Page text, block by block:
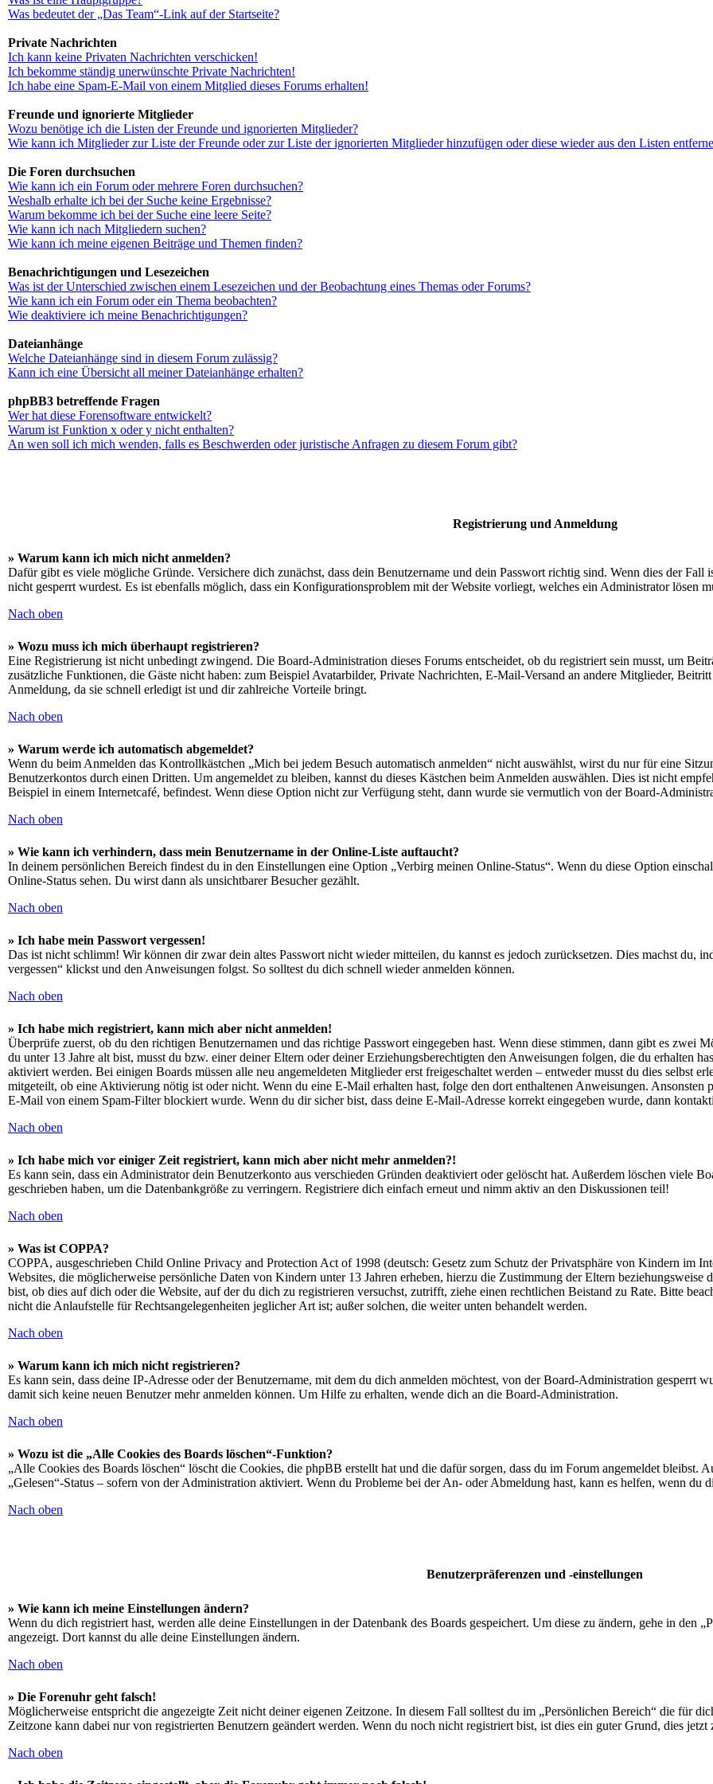
Was bedeutet der „Das Team“-Link auf der Startseite?
Private Nachrichten
Ich kann keine Privaten Nachrichten verschicken!
Ich bekomme ständig unerwünschte Private Nachrichten!
Ich habe eine Spam-E-Mail von einem Mitglied dieses Forums erhalten!
Freunde und ignorierte Mitglieder
Wozu benötige ich die Listen der Freunde und ignorierten Mitglieder?
Wie kann ich Mitglieder zur Liste der Freunde oder zur Liste der ignorierten Mitglieder hinzufügen oder diese wieder aus den Listen
Die Foren durchsuchen
Wie kann ich ein Forum oder mehrere Foren durchsuchen?
Weshalb erhalte ich bei der Suche keine Ergebnisse?
Warum bekomme ich bei der Suche eine leere Seite?
Wie kann ich nach Mitgliedern suchen?
Wie kann ich meine eigenen Beiträge und Themen finden?
Benachrichtigungen und Lesezeichen
Was ist der Unterschied zwischen einem Lesezeichen und der Beobachtung eines Themas oder Forums?
Wie kann ich ein Forum oder ein Thema beobachten?
Wie deaktiviere ich meine Benachrichtigungen?
Dateianhänge
Welche Dateianhänge sind in diesem Forum zulässig?
Kann ich eine Übersicht all meiner Dateianhänge erhalten?
phpBB3 betreffende Fragen
Wer hat diese Forensoftware entwickelt?
Warum ist Funktion x oder y nicht enthalten?
An wen soll ich mich wenden, falls es Beschwerden oder juristische Anfragen zu diesem Forum gibt?
Registrierung und Anmeldung
» Warum kann ich mich nicht anmelden?
Dafür gibt es viele mögliche Gründe. Versichere dich zunächst, dass dein Benutzername und dein Passwort richtig sind. Wenn dies der
nicht gesperrt wurdest. Es ist ebenfalls möglich, dass ein Konfigurationsproblem mit der Website vorliegt, welches ein Administrator lösen
Nach oben
» Wozu muss ich mich überhaupt registrieren?
Eine Registrierung ist nicht unbedingt zwingend. Die Board-Administration dieses Forums entscheidet, ob du registriert sein musst, um
zusätzliche Funktionen, die Gäste nicht haben: zum Beispiel Avatarbilder, Private Nachrichten, E-Mail-Versand an andere Mitglieder,
Anmeldung, da sie schnell erledigt ist und dir zahlreiche Vorteile bringt.
Nach oben
» Warum werde ich automatisch abgemeldet?
Wenn du beim Anmelden das Kontrollkästchen „Mich bei jedem Besuch automatisch anmelden“ nicht auswählst, wirst du nur für eine
Benutzerkontos durch einen Dritten. Um angemeldet zu bleiben, kannst du dieses Kästchen beim Anmelden auswählen. Dies ist nicht
Beispiel in einem Internetcafé, befindest. Wenn diese Option nicht zur Verfügung steht, dann wurde sie vermutlich von der Board-
Nach oben
» Wie kann ich verhindern, dass mein Benutzername in der Online-Liste auftaucht?
In deinem persönlichen Bereich findest du in den Einstellungen eine Option „Verbirg meinen Online-Status“. Wenn du diese Option
Online-Status sehen. Du wirst dann als unsichtbarer Besucher gezählt.
Nach oben
» Ich habe mein Passwort vergessen!
Das ist nicht schlimm! Wir können dir zwar dein altes Passwort nicht wieder mitteilen, du kannst es jedoch zurücksetzen. Dies machst du,
vergessen“ klickst und den Anweisungen folgst. So solltest du dich schnell wieder anmelden können.
Nach oben
» Ich habe mich registriert, kann mich aber nicht anmelden!
Überprüfe zuerst, ob du den richtigen Benutzernamen und das richtige Passwort eingegeben hast. Wenn diese stimmen, dann gibt es zwei
du unter 13 Jahre alt bist, musst du bzw. einer deiner Eltern oder deiner Erziehungsberechtigten den Anweisungen folgen, die du erhalten
aktiviert werden. Bei einigen Boards müssen alle neu angemeldeten Mitglieder erst freigeschaltet werden – entweder musst du dies selbst
mitgeteilt, ob eine Aktivierung nötig ist oder nicht. Wenn du eine E-Mail erhalten hast, folge den dort enthaltenen Anweisungen.
E-Mail von einem Spam-Filter blockiert wurde. Wenn du dir sicher bist, dass deine E-Mail-Adresse korrekt eingegeben wurde, dann
Nach oben
» Ich habe mich vor einiger Zeit registriert, kann mich aber nicht mehr anmelden?!
Es kann sein, dass ein Administrator dein Benutzerkonto aus verschieden Gründen deaktiviert oder gelöscht hat. Außerdem löschen viele
geschrieben haben, um die Datenbankgröße zu verringern. Registriere dich einfach erneut und nimm aktiv an den Diskussionen teil!
Nach oben
» Was ist COPPA?
COPPA, ausgeschrieben Child Online Privacy and Protection Act of 1998 (deutsch: Gesetz zum Schutz der Privatsphäre von Kindern im
Websites, die möglicherweise persönliche Daten von Kindern unter 13 Jahren erheben, hierzu die Zustimmung der Eltern beziehungsweise
bist, ob dies auf dich oder die Website, auf der du dich zu registrieren versuchst, zutrifft, ziehe einen rechtlichen Beistand zu Rate. Bitte
nicht die Anlaufstelle für Rechtsangelegenheiten jeglicher Art ist; außer solchen, die weiter unten behandelt werden.
Nach oben
» Warum kann ich mich nicht registrieren?
Es kann sein, dass deine IP-Adresse oder der Benutzername, mit dem du dich anmelden möchtest, von der Board-Administration gesperrt
damit sich keine neuen Benutzer mehr anmelden können. Um Hilfe zu erhalten, wende dich an die Board-Administration.
Nach oben
» Wozu ist die „Alle Cookies des Boards löschen“-Funktion?
„Alle Cookies des Boards löschen“ löscht die Cookies, die phpBB erstellt hat und die dafür sorgen, dass du im Forum angemeldet bleibst.
„Gelesen“-Status – sofern von der Administration aktiviert. Wenn du Probleme bei der An- oder Abmeldung hast, kann es helfen, wenn du
Nach oben
Benutzerpräferenzen und -einstellungen
» Wie kann ich meine Einstellungen ändern?
Wenn du dich registriert hast, werden alle deine Einstellungen in der Datenbank des Boards gespeichert. Um diese zu ändern, gehe in den
angezeigt. Dort kannst du alle deine Einstellungen ändern.
Nach oben
» Die Forenuhr geht falsch!
Möglicherweise entspricht die angezeigte Zeit nicht deiner eigenen Zeitzone. In diesem Fall solltest du im „Persönlichen Bereich“ die für
Zeitzone kann dabei nur von registrierten Benutzern geändert werden. Wenn du noch nicht registriert bist, ist dies ein guter Grund, dies jetzt
Nach oben